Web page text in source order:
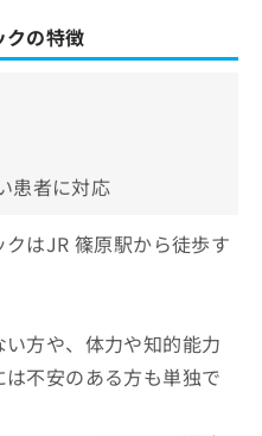
クの特徴
患者に対応
はJR 篠原駅から徒歩す
方や、体力や知的能力
不安のある方も単独で